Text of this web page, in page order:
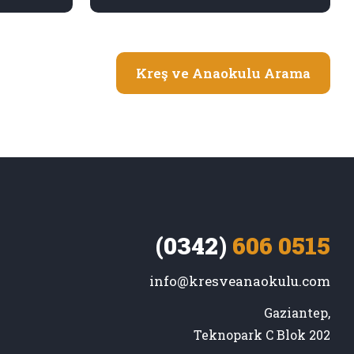
Kreş ve Anaokulu Arama
(0342) 606 0515
info@kresveanaokulu.com
Gaziantep,
Teknopark C Blok 202